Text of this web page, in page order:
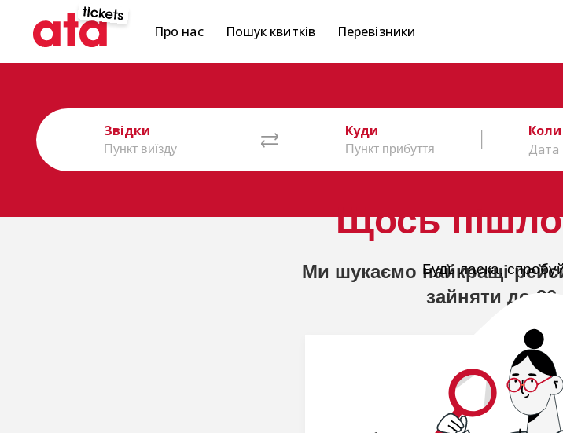
Щось пішло
Будь ласка,
Про нас Пошук квитків Перевізники
Звідки Куди
Коли
Дата
Ми шукаємо найкращі
зайняти до 20